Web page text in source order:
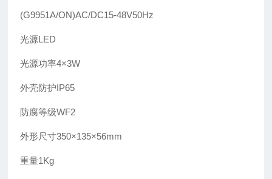
(G9951A/ON)AC/DC15-48V50Hz
光源LED
光源功率4×3W
外壳防护IP65
防腐等级WF2
外形尺寸350×135×56mm
重量1Kg